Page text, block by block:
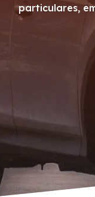
particulares,